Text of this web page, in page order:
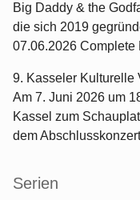
Big Daddy & the
die sich 2019
07.06.2026 Complete
9. Kasseler Kulturelle
Am 7. Juni 2026 um
Kassel zum
dem
Serien